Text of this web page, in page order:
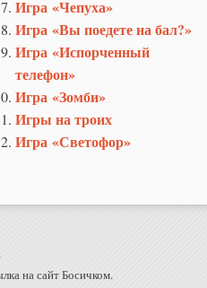
Игра «Чепуха»
Игра «Вы поедете на бал?»
Игра «Испорченный
телефон»
Игра «Зомби»
Игры на троих
Игра «Светофор»
на сайт Босичком.